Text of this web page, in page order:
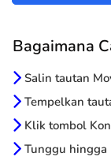
Bagaimana
Salin tautan
Tempelkan
Klik tombol
Tunggu hingga